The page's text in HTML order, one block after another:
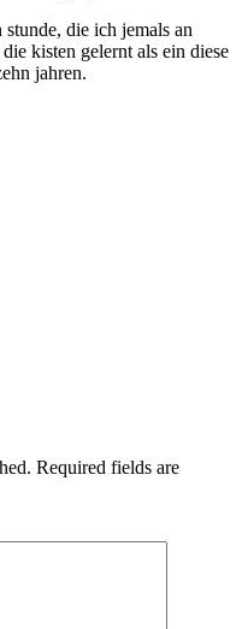
die ich jemals an
kisten gelernt als ein diese
jahren.
Required fields are